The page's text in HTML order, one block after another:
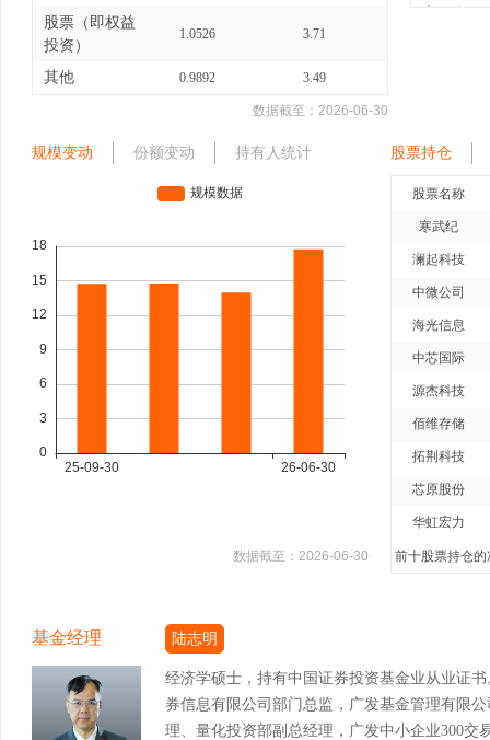
股票（即权益
投资）
1.0526 3.71
其他 0.9892 3.49
数据截至： 2026-06-30
规模变动 份额变动 持有人统计
数据截至： 2026-06-30
股票持仓
股票名称
寒武纪
澜起科技
中微公司
海光信息
中芯国际
源杰科技
佰维存储
拓荆科技
芯原股份
华虹宏力
前十股票持仓的
基金经理 陆志明
经济学硕士，持有中国证券投资基金业从业证
券信息有限公司部门总监，广发基金管理有限
理、量化投资部副总经理，广发中小企业300交